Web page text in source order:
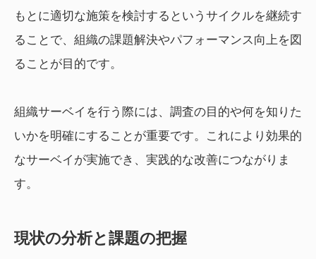
もとに適切な施策を検討するというサイクルを継続す
ることで、組織の課題解決やパフォーマンス向上を図
ることが目的です。
組織サーベイを行う際には、調査の目的や何を知りた
いかを明確にすることが重要です。これにより効果的
なサーベイが実施でき、実践的な改善につながりま
す。
現状の分析と課題の把握